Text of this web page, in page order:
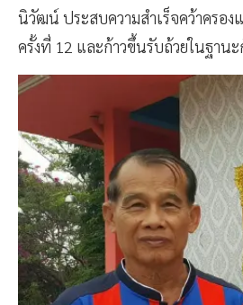
นิวัฒน์ ประสบความสำเร็จคว้าครอ
ครั้งที่ 12 และก้าวขึ้นรับถ้วยในฐาน